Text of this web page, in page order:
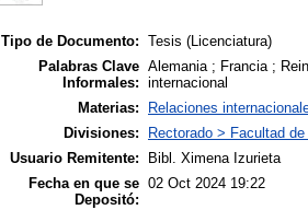
Tipo de Documento: Tesis (Licenciatura)
Palabras Clave
Informales:
Alemania ; Francia ;
internacional
Materias:
Relaciones
Divisiones:
Rectorado > Facultad
Usuario Remitente:
Bibl. Ximena Izurieta
Fecha en que se
Depositó:
02 Oct 2024 19:22